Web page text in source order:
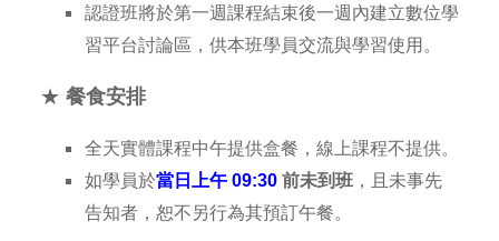
認證班將於第一週課程結束後一週內建立數位學
習平台討論區，供本班學員交流與學習使用。
★ 餐食安排
全天實體課程中午提供盒餐，線上課程不提供。
如學員於當日上午 09:30 前未到班 ，且未事先
告知者，恕不另行為其預訂午餐。